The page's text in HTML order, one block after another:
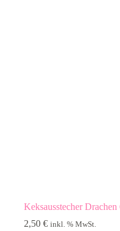
Keksausstecher Drachen
2,50 € inkl. % MwSt.